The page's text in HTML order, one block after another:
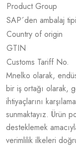
Product Group
SAP´den ambalaj tipi
Country of origin
GTIN
Customs Tariff No.
Mnelko olarak,
bir iş ortağı olarak,
ihtiyaçlarını
sunmaktayız. Ürün
desteklemek
verimlilik ilkeleri